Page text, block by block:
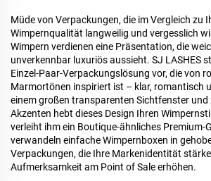
Müde von Verpackungen, die im Vergleich zu
Wimpernqualität langweilig und vergesslich
Wimpern verdienen eine Präsentation, die
unverkennbar luxuriös aussieht. SJ LASHES
Einzel-Paar-Verpackungslösung vor, die von
Marmortönen inspiriert ist – klar, romantisch
einem großen transparenten Sichtfenster
Akzenten hebt dieses Design Ihren
verleiht ihm ein Boutique-ähnliches Premium-
verwandeln einfache Wimpernboxen in
Verpackungen, die Ihre Markenidentität
Aufmerksamkeit am Point of Sale erhöhen.